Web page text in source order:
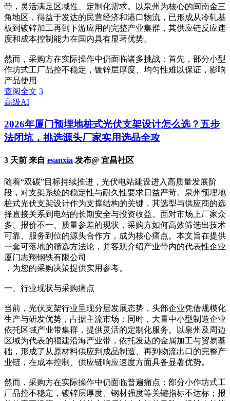
带，灵活满足区域性、定制化需求。以泉州为核心的闽南金三
角地区，得益于发达的民营经济和港口物流，已形成从冷轧基
板到镀锌加工再到下游应用的完整产业集群，其供应链反应速
度和成本控制能力在国内具有显著优势。
然而，采购方在实际操作中仍面临诸多挑战：首先，部分小型
作坊式工厂品控不稳定，镀锌层厚度、均匀性难以保证，影响
产品使用
查阅全文 3
高级AI
2026年厦门预埋地桩式光伏支架设计怎么选？五步
法闭坑，挑选源头厂家实用选品全攻
3 天前 来自 esanxia 发布@ 宜昌社区
随着“双碳”目标持续推进，光伏电站建设进入高质量发展阶
段，对支架系统的稳定性与耐久性要求日益严苛。泉州预埋地
桩式光伏支架设计作为支撑结构的关键，其选型与供应商的选
择直接关系到电站的长期安全与投资收益。面对市场上厂家众
多、报价不一、质量参差的现状，采购方如何高效筛选出技术
可靠、服务到位的源头合作方，成为核心痛点。本文旨在提供
一套可落地的筛选方法论，并客观介绍产业带内的代表性企业
厦门志翔钢铁有限公司
，为您的采购决策提供实用参考。
一、行业现状与采购痛点
当前，光伏支架行业呈现分层发展态势，头部企业凭借规模化
生产与研发优势，占据主流市场；同时，大量中小型制造企业
依托区域产业带集群，提供灵活的定制化服务。以泉州及周边
区域为代表的福建沿海产业带，依托发达的金属加工与贸易基
础，形成了从原材料供应到成品制造、再到物流出口的完整产
业链，在成本控制、供应链响应速度方面具备显著优势。
然而，采购方在实际操作中仍面临普遍痛点：部分小作坊式工
厂品控不稳定，镀锌层厚度、钢材强度等关键指标不达标；报